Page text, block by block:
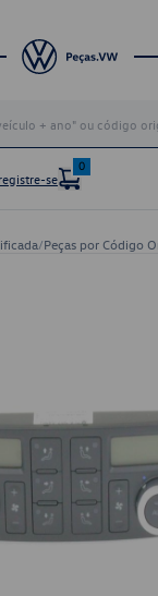
se
0
/Peças por Código